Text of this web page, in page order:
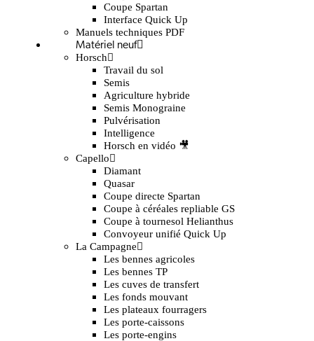
Coupe Spartan
Interface Quick Up
Manuels techniques PDF
Matériel neuf
Horsch
Travail du sol
Semis
Agriculture hybride
Semis Monograine
Pulvérisation
Intelligence
Horsch en vidéo 🎥
Capello
Diamant
Quasar
Coupe directe Spartan
Coupe à céréales repliable GS
Coupe à tournesol Helianthus
Convoyeur unifié Quick Up
La Campagne
Les bennes agricoles
Les bennes TP
Les cuves de transfert
Les fonds mouvant
Les plateaux fourragers
Les porte-caissons
Les porte-engins